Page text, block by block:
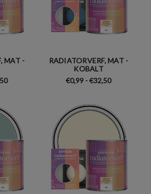
MAT -
RADIATORVERF, MAT -
KOBALT
€0,99 - €32,50